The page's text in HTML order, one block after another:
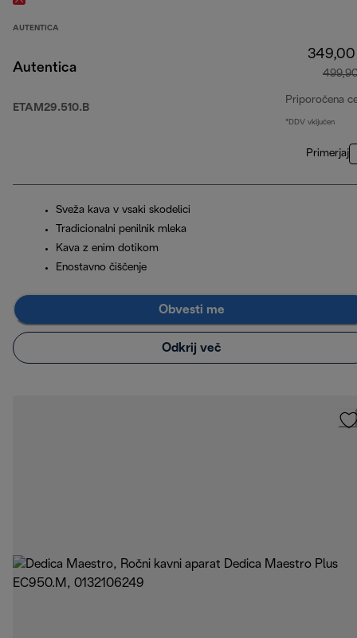
AUTENTICA
Autentica
ETAM29.510.B
Priporočena
*DDV vključen
Primerjaj
Sveža kava v vsaki skodelici
Tradicionalni penilnik mleka
Kava z enim dotikom
Enostavno čiščenje
Obvesti me
Odkrij več